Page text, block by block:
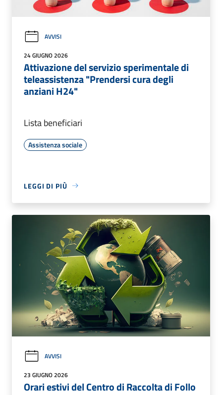
AVVISI
24 GIUGNO 2026
Attivazione del servizio sperimentale di
teleassistenza "Prendersi cura degli
anziani H24"
Lista beneficiari
Assistenza sociale
LEGGI DI PIÙ
AVVISI
23 GIUGNO 2026
Orari estivi del Centro di Raccolta di Follo